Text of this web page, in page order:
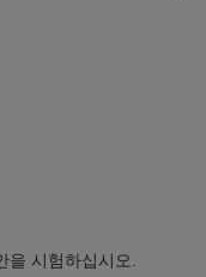
시험하십시오.